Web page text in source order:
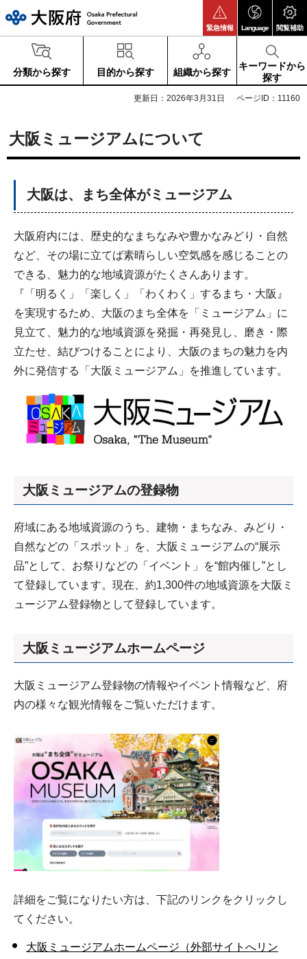
緊急情報 Language 閲覧補助
分類から探す 目的から探す 組織から探す
キーワードから
探す
更新日：2026年3月31日 ページID：11160
大阪ミュージアムについて
大阪は、まち全体がミュージアム
大阪府内には、歴史的なまちなみや豊かなみどり・自然
など、その場に立てば素晴らしい空気感を感じることの
できる、魅力的な地域資源がたくさんあります。
『「明るく」「楽しく」「わくわく」するまち・大阪』
を実現するため、大阪のまち全体を「ミュージアム」に
見立て、魅力的な地域資源を発掘・再発見し、磨き・際
立たせ、結びつけることにより、大阪のまちの魅力を内
外に発信する「大阪ミュージアム」を推進しています。
大阪ミュージアムの登録物
府域にある地域資源のうち、建物・まちなみ、みどり・
自然などの「スポット」を、大阪ミュージアムの“展示
品”として、お祭りなどの「イベント」を“館内催し”とし
て登録しています。現在、約1,300件の地域資源を大阪ミ
ュージアム登録物として登録しています。
大阪ミュージアムホームページ
大阪ミュージアム登録物の情報やイベント情報など、府
内の様々な観光情報をご覧いただけます。
詳細をご覧になりたい方は、下記のリンクをクリックし
てください。
大阪ミュージアムホームページ（外部サイトへリン